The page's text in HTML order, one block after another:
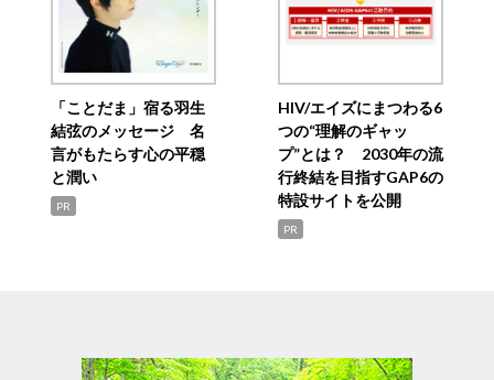
「ことだま」宿る羽生
結弦のメッセージ 名
言がもたらす心の平穏
と潤い
PR
HIV/エイズにまつわる6
つの“理解のギャッ
プ”とは？ 2030年の流
行終結を目指すGAP6の
特設サイトを公開
PR